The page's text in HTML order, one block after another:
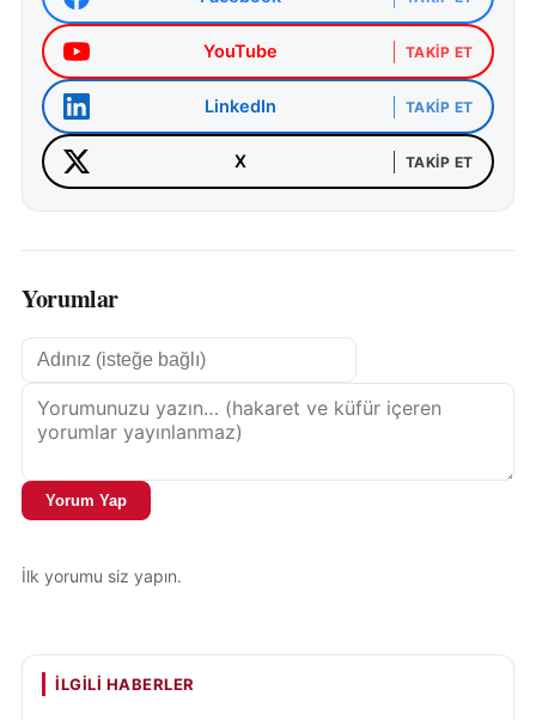
YouTube TAKIP ET
LinkedIn TAKIP ET
X TAKIP ET
Yorumlar
Yorum Yap
İlk yorumu siz yapın.
İLGILI HABERLER